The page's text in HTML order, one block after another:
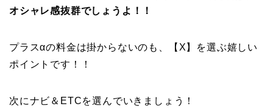
オシャレ感抜群でしょうよ！！
プラスαの料金は掛からないのも、【X】を選ぶ嬉しい
ポイントです！！
次にナビ＆ETCを選んでいきましょう！